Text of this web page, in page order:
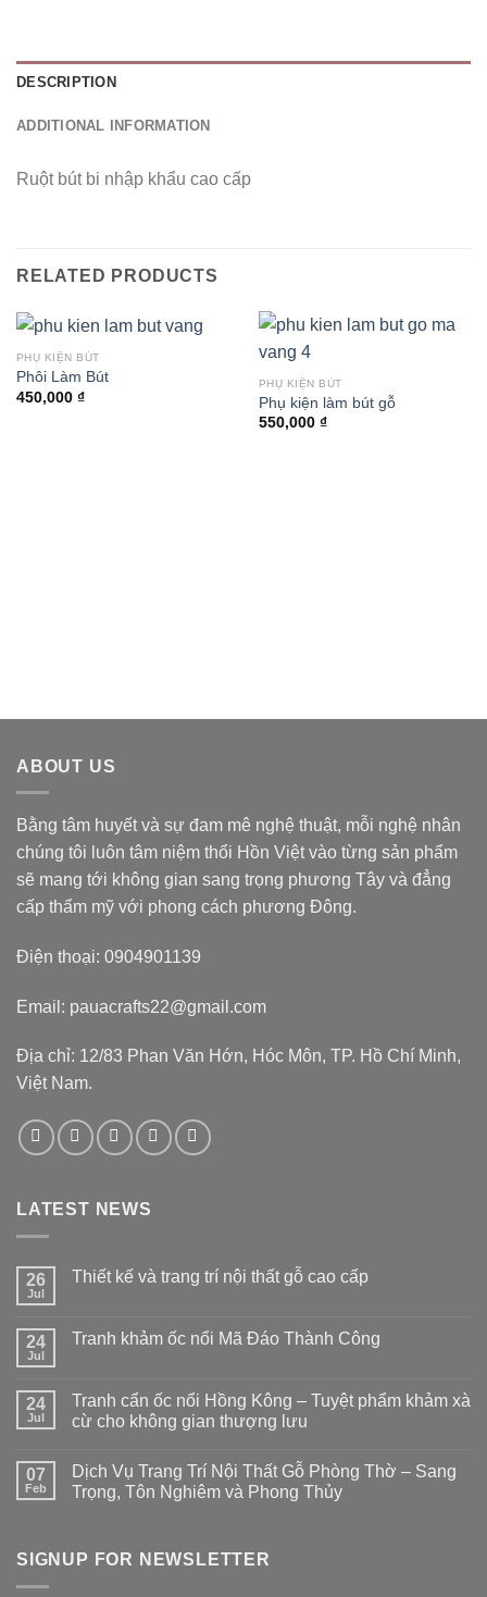
DESCRIPTION
ADDITIONAL INFORMATION
Ruột bút bi nhập khẩu cao cấp
RELATED PRODUCTS
PHỤ KIỆN BÚT
Phôi Làm Bút
450,000 ₫
PHỤ KIỆN BÚT
Phụ kiện làm bút gỗ
550,000 ₫
ABOUT US
Bằng tâm huyết và sự đam mê nghệ thuật, mỗi nghệ nhân
chúng tôi luôn tâm niệm thổi Hồn Việt vào từng sản phẩm
sẽ mang tới không gian sang trọng phương Tây và đẳng
cấp thẩm mỹ với phong cách phương Đông.
Điện thoại: 0904901139
Email: pauacrafts22@gmail.com
Địa chỉ: 12/83 Phan Văn Hớn, Hóc Môn, TP. Hồ Chí Minh,
Việt Nam.
LATEST NEWS
26
Jul
Thiết kế và trang trí nội thất gỗ cao cấp
24
Jul
Tranh khảm ốc nổi Mã Đáo Thành Công
24
Jul
Tranh cẩn ốc nổi Hồng Kông – Tuyệt phẩm khảm xà
cừ cho không gian thượng lưu
07
Feb
Dịch Vụ Trang Trí Nội Thất Gỗ Phòng Thờ – Sang
Trọng, Tôn Nghiêm và Phong Thủy
SIGNUP FOR NEWSLETTER